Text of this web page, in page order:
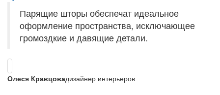
Парящие шторы обеспечат идеальное
оформление пространства, исключающее
громоздкие и давящие детали.
Олеся Кравцовадизайнер интерьеров